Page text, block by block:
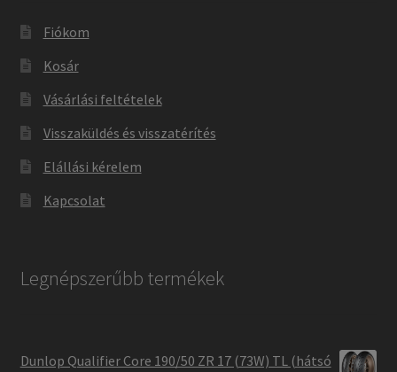
Fiókom
Kosár
Vásárlási feltételek
Visszaküldés és visszatérítés
Elállási kérelem
Kapcsolat
Legnépszerűbb termékek
Dunlop Qualifier Core 190/50 ZR 17 (73W) TL (hátsó